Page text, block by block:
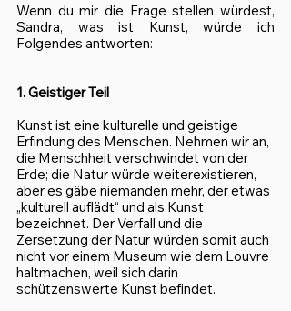
Wenn du mir die Frage stellen würdest,
Sandra, was ist Kunst, würde ich
Folgendes antworten:
1. Geistiger Teil
Kunst ist eine kulturelle und geistige
Erfindung des Menschen. Nehmen wir an,
die Menschheit verschwindet von der
Erde; die Natur würde weiterexistieren,
aber es gäbe niemanden mehr, der etwas
„kulturell auflädt“ und als Kunst
bezeichnet. Der Verfall und die
Zersetzung der Natur würden somit auch
nicht vor einem Museum wie dem Louvre
haltmachen, weil sich darin
schützenswerte Kunst befindet.